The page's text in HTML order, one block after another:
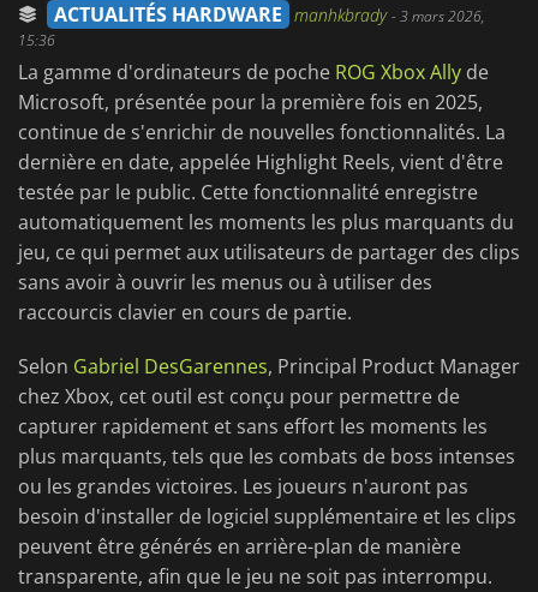
ACTUALITÉS HARDWARE manhkbrady-3 mars 2026,
15:36
La gamme d'ordinateurs de poche ROG Xbox Ally de
Microsoft, présentée pour la première fois en 2025,
continue de s'enrichir de nouvelles fonctionnalités. La
dernière en date, appelée Highlight Reels, vient d'être
testée par le public. Cette fonctionnalité enregistre
automatiquement les moments les plus marquants du
jeu, ce qui permet aux utilisateurs de partager des clips
sans avoir à ouvrir les menus ou à utiliser des
raccourcis clavier en cours de partie.
Selon Gabriel DesGarennes, Principal Product Manager
chez Xbox, cet outil est conçu pour permettre de
capturer rapidement et sans effort les moments les
plus marquants, tels que les combats de boss intenses
ou les grandes victoires. Les joueurs n'auront pas
besoin d'installer de logiciel supplémentaire et les clips
peuvent être générés en arrière-plan de manière
transparente, afin que le jeu ne soit pas interrompu.